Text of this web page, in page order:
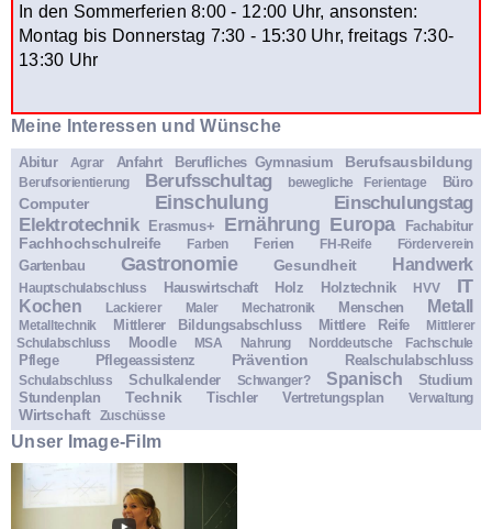
In den Sommerferien 8:00 - 12:00 Uhr, ansonsten:
Montag bis Donnerstag 7:30 - 15:30 Uhr, freitags 7:30-
13:30 Uhr
Meine Interessen und Wünsche
Abitur Agrar Anfahrt Berufliches Gymnasium Berufsausbildung
Berufsorientierung Berufsschultag bewegliche Ferientage Büro
Computer Einschulung
Einschulungstag
Elektrotechnik
Erasmus+ Ernährung Europa Fachabitur
Fachhochschulreife Farben Ferien FH-Reife Förderverein
Gartenbau Gastronomie Gesundheit Handwerk
Hauptschulabschluss Hauswirtschaft Holz Holztechnik HVV IT
Kochen Lackierer Maler Mechatronik Menschen Metall
Metalltechnik Mittlerer Bildungsabschluss Mittlere Reife
Mittlerer
Schulabschluss
Moodle MSA Nahrung Norddeutsche Fachschule
Pflege Pflegeassistenz Prävention Realschulabschluss
Schulabschluss Schulkalender Schwanger? Spanisch
Studium
Stundenplan
Technik Tischler Vertretungsplan Verwaltung
Wirtschaft Zuschüsse
Unser Image-Film